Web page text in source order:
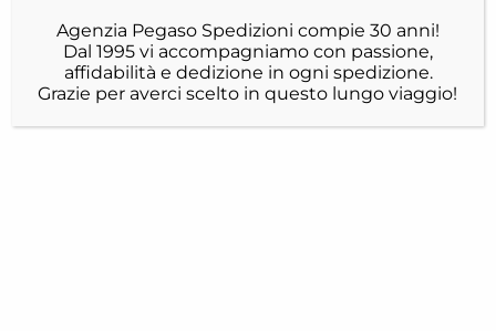
Agenzia Pegaso Spedizioni compie 30 anni!
Dal 1995 vi accompagniamo con passione,
affidabilità e dedizione in ogni spedizione.
Grazie per averci scelto in questo lungo viaggio!